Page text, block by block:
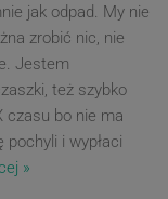
jak odpad. My nie
zrobić nic, nie
Jestem
też szybko
czasu bo nie ma
pochyli i wypłaci
»